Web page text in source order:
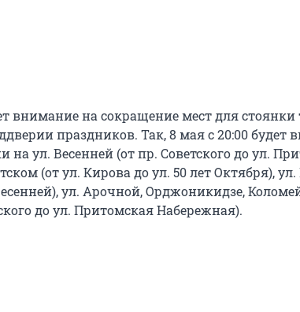
внимание на сокращение мест для стоянки
праздников. Так, 8 мая с 20:00 будет
на ул. Весенней (от пр. Советского до ул.
(от ул. Кирова до ул. 50 лет Октября),
ул. Арочной, Орджоникидзе,
до ул. Притомская Набережная).